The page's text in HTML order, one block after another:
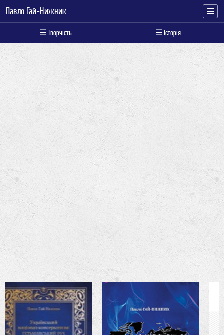
Павло Гай-Нижник
☰ Творчість ☰ Історія